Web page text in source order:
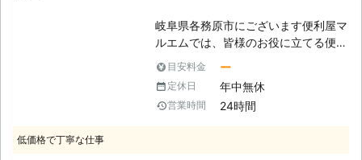
岐阜県各務原市にございます便利屋マ
ルエムでは、皆様のお役に立てる便利
屋として、岐阜と愛知で様々なご依頼
にお応えしております。家具組立や移
動にお困りでしたら、私たちが家具組
立の経験を活かし、責任を持ってしっ
目安料金 ー
定休日 年中無休
営業時間 24時間
低価格で丁寧な仕事